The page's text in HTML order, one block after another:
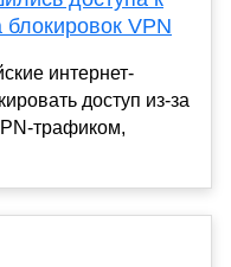
блокировок VPN
интернет-
доступ из-за
трафиком,